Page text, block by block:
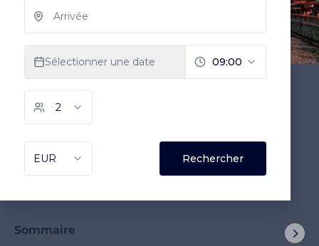
Sommaire